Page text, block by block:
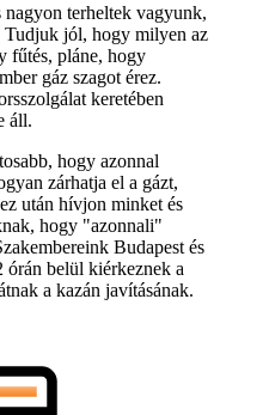
terheltek vagyunk,
Tudjuk jól, hogy milyen az
fűtés, pláne, hogy
gáz szagot érez.
keretében
áll.
hogy azonnal
zárhatja el a gázt,
után hívjon minket és
hogy "azonnali"
Budapest és
órán belül kiérkeznek a
a kazán javításának.